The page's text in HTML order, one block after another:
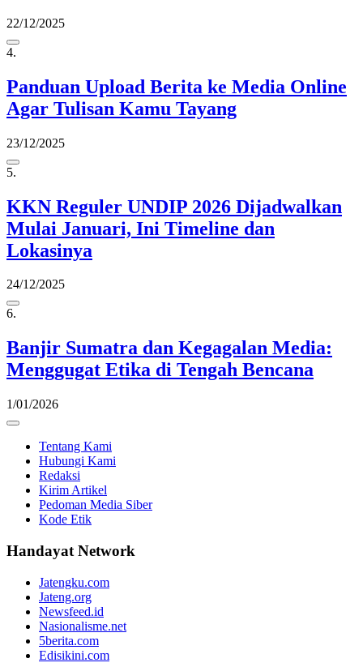
22/12/2025
4.
Panduan Upload Berita ke Media Online
Agar Tulisan Kamu Tayang
23/12/2025
5.
KKN Reguler UNDIP 2026 Dijadwalkan
Mulai Januari, Ini Timeline dan
Lokasinya
24/12/2025
6.
Banjir Sumatra dan Kegagalan Media:
Menggugat Etika di Tengah Bencana
1/01/2026
Tentang Kami
Hubungi Kami
Redaksi
Kirim Artikel
Pedoman Media Siber
Kode Etik
Handayat Network
Jatengku.com
Jateng.org
Newsfeed.id
Nasionalisme.net
5berita.com
Edisikini.com